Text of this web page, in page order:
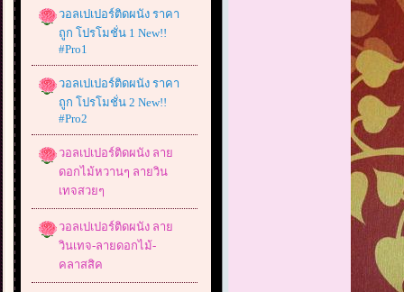
วอลเปเปอร์ติดผนัง ราคา
ถูก โปรโมชั่น 1 New!!
#Pro1
วอลเปเปอร์ติดผนัง ราคา
ถูก โปรโมชั่น 2 New!!
#Pro2
วอลเปเปอร์ติดผนัง ลาย
ดอกไม้หวานๆ ลายวิน
เทจสวยๆ
วอลเปเปอร์ติดผนัง ลาย
วินเทจ-ลายดอกไม้-
คลาสสิค